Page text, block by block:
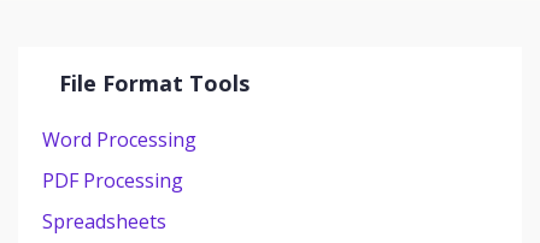
File Format Tools
Word Processing
PDF Processing
Spreadsheets